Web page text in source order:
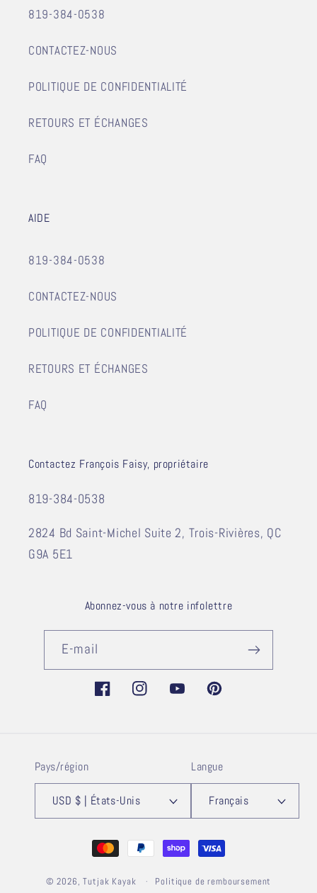
819-384-0538
CONTACTEZ-NOUS
POLITIQUE DE CONFIDENTIALITÉ
RETOURS ET ÉCHANGES
FAQ
AIDE
819-384-0538
CONTACTEZ-NOUS
POLITIQUE DE CONFIDENTIALITÉ
RETOURS ET ÉCHANGES
FAQ
Contactez François Faisy, propriétaire
819-384-0538
2824 Bd Saint-Michel Suite 2, Trois-Rivières, QC
G9A 5E1
Abonnez-vous à notre infolettre
E-mail
FacebookInstagramYouTubePinterest
Pays/région
USD $ | États-Unis
Langue
Français
Moyens
de
paiement
© 2026,Tutjak Kayak Politique de remboursement